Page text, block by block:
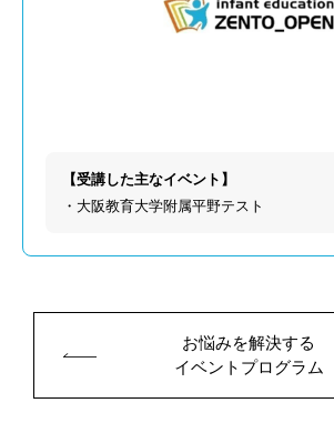
【受講した主なイベント】
・大阪教育大学附属平野テスト
お悩みを解決する
イベントプログラム